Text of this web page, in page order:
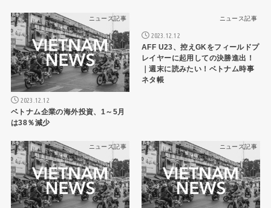
ニュース記事
2023.12.12
ベトナム企業の海外投資、1～5月
は38％減少
ニュース記事
2023.12.12
AFF U23、控えGKをフィールドプ
レイヤーに起用しての決勝進出！
｜週末に読みたい！ベトナム時事
ネタ帳
ニュース記事 ニュース記事